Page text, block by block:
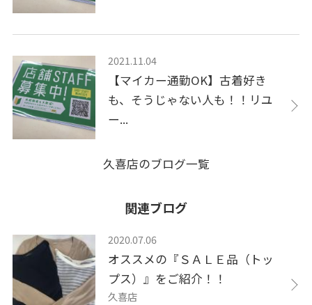
2021.11.04
【マイカー通勤OK】古着好き
も、そうじゃない人も！！リユ
ー...
久喜店のブログ一覧
関連ブログ
2020.07.06
オススメの『ＳＡＬＥ品（トッ
プス）』をご紹介！！
久喜店